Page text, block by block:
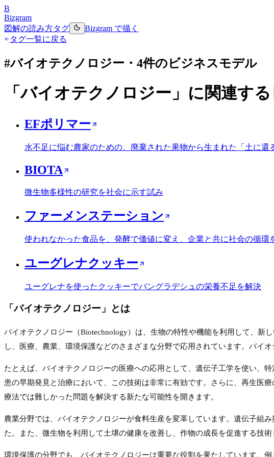
B
Bizgram
図解の読み方タグ
Bizgram で描く
タグ一覧に戻る
#バイオテクノロジー ・ 4件のビジネスモデル
「バイオテクノロジー 」に関連す
EFポリマー
水不足に悩む農家のための、廃棄された果物から生まれた「土に還
BIOTA
微生物多様性の研究を社会に示す試み
ファーメンステーション
使われなかった食品を、発酵で価値に変え、企業と共に社会の循環
ユーグレナクッキー
ユーグレナを使ったクッキーでバングラデシュの栄養不足を解決
「バイオテクノロジー 」とは
バイオテクノロジー（Biotechnology）は、生物の特性や機能を利用して、新
し、医療、農業、環境保護などのさまざまな分野で応用されています。バイ
たとえば、バイオテクノロジーの医療への応用として、遺伝子工学を使い、
患の早期発見と治療において、この技術は非常に有効です。さらに、再生医
療法では難しかった問題を解決する新たな可能性を開きます。
農業分野では、バイオテクノロジーが食料生産を変革しています。遺伝子組
た。また、微生物を利用して土壌の健康を改善し、作物の成長を促進する技
環境保護の分野でも、バイオテクノロジーは重要な役割を果たしています。